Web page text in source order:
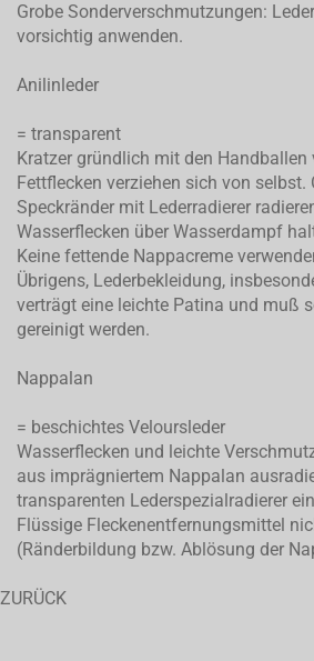
Grobe Sonderverschmutzungen:
vorsichtig anwenden.
Anilinleder
= transparent
Kratzer gründlich mit den Handballen
Fettflecken verziehen sich von selbst.
Speckränder mit Lederradierer
Wasserflecken über Wasserdampf
Keine fettende Nappacreme
Übrigens, Lederbekleidung,
verträgt eine leichte Patina und muß
gereinigt werden.
Nappalan
= beschichtes Veloursleder
Wasserflecken und leichte
aus imprägniertem Nappalan
transparenten Lederspezialradierer
Flüssige Fleckenentfernungsmittel
(Ränderbildung bzw. Ablösung der
ZURÜCK